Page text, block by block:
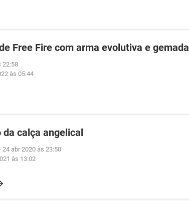
Free Fire com arma evolutiva e gemada
22:58
às 05:44
da calça angelical
24 abr 2020 às 23:50
às 13:02